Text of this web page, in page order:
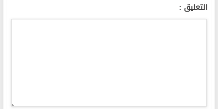
التعليق :